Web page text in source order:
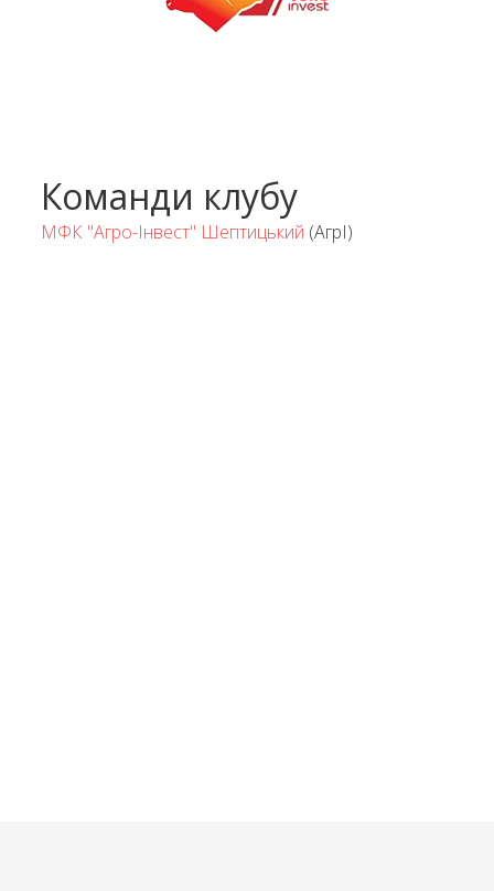
Команди клубу
МФК "Агро-Інвест" Шептицький (АгрІ)